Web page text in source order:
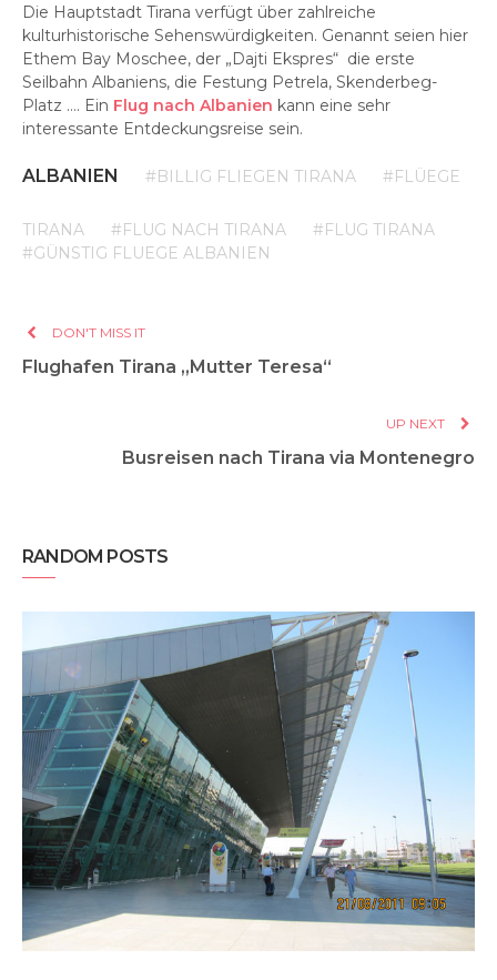
Die Hauptstadt Tirana verfügt über zahlreiche
kulturhistorische Sehenswürdigkeiten. Genannt seien hier
Ethem Bay Moschee, der „Dajti Ekspres“ die erste
Seilbahn Albaniens, die Festung Petrela, Skenderbeg-
Platz …. Ein Flug nach Albanien kann eine sehr
interessante Entdeckungsreise sein.
ALBANIEN #BILLIG FLIEGEN TIRANA #FLÜEGE
TIRANA #FLUG NACH TIRANA
#FLUG TIRANA
#GÜNSTIG FLUEGE ALBANIEN
DON'T MISS IT
Flughafen Tirana „Mutter Teresa“
UP NEXT
Busreisen nach Tirana via Montenegro
RANDOM POSTS